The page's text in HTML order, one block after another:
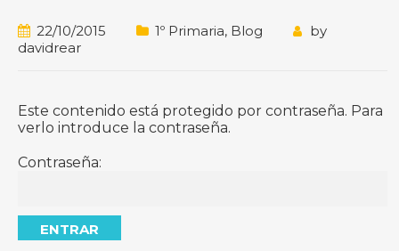
22/10/2015 1º Primaria, Blog
by
davidrear
Este contenido está protegido por contraseña. Para
verlo introduce la contraseña.
Contraseña: